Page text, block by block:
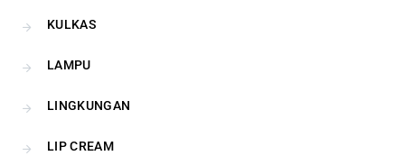
KULKAS
LAMPU
LINGKUNGAN
LIP CREAM